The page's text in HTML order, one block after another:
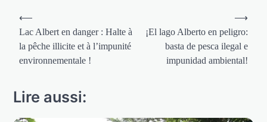
Navigation
de
l’article
⟵
Lac Albert en danger : Halte à
la pêche illicite et à l’impunité
environnementale !
¡El lago Alberto en peligro:
basta de pesca ilegal e
impunidad ambiental!
⟶
Lire aussi: